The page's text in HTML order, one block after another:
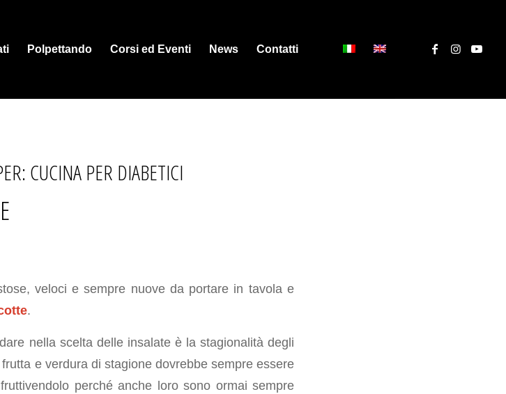
Polpettando Corsi ed Eventi News Contatti
CUCINA PER DIABETICI
veloci e sempre nuove da portare in tavola e
.
nella scelta delle insalate è la stagionalità degli
e verdura di stagione dovrebbe sempre essere
perché anche loro sono ormai sempre